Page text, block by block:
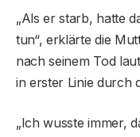
„Als er starb, hatte
tun“, erklärte die
nach seinem Tod
in erster Linie durch
„Ich wusste immer,